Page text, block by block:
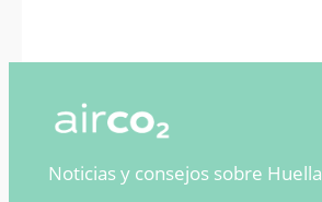
Noticias y consejos sobre